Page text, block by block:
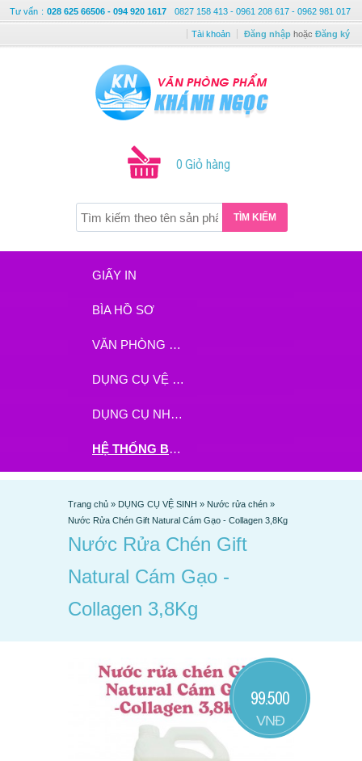
Tư vấn : 028 625 66506 - 094 920 1617 0827 158 413 - 0961 208 617 - 0962 981 017
Tài khoản Đăng nhập hoặc Đăng ký
0 Giỏ hàng
TÌM KIẾM
GIẤY IN
BÌA HỒ SƠ
VĂN PHÒNG PHẨM
DỤNG CỤ VỆ SINH
DỤNG CỤ NHÀ BẾP
HỆ THỐNG BHX - TGDĐ ĐẶT HÀNG TẠI ĐÂY
Trang chủ » DỤNG CỤ VỆ SINH » Nước rửa chén »
Nước Rửa Chén Gift Natural Cám Gạo - Collagen 3,8Kg
Nước Rửa Chén Gift
Natural Cám Gạo -
Collagen 3,8Kg
99.500
VNĐ